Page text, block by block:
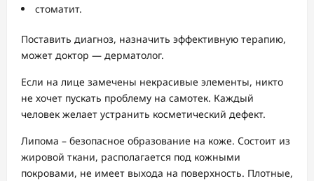
стоматит.
Поставить диагноз, назначить эффективную терапию,
может доктор — дерматолог.
Если на лице замечены некрасивые элементы, никто
не хочет пускать проблему на самотек. Каждый
человек желает устранить косметический дефект.
Липома – безопасное образование на коже. Состоит из
жировой ткани, располагается под кожными
покровами, не имеет выхода на поверхность. Плотные,